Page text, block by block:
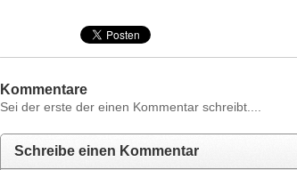
Kommentare
Sei der erste der einen Kommentar schreibt....
Schreibe einen Kommentar